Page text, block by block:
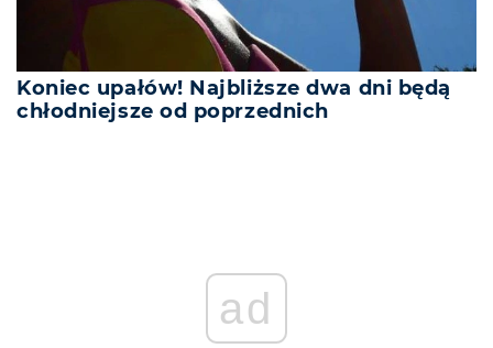
Koniec upałów! Najbliższe dwa dni będą
chłodniejsze od poprzednich